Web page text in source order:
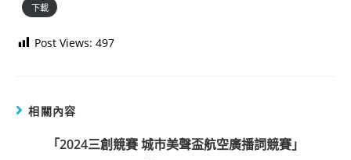
下載
Post Views: 497
相關內容
「2024三創競賽 城市美聲盃航空廣播詞競賽」